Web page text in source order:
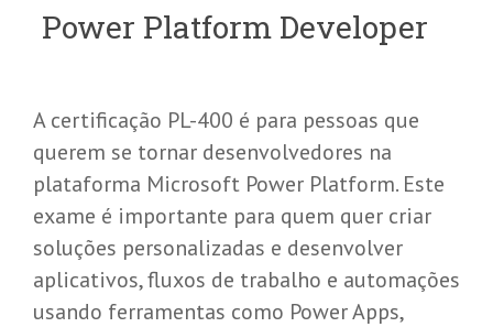
Power Platform Developer
A certificação PL-400 é para pessoas que
querem se tornar desenvolvedores na
plataforma Microsoft Power Platform. Este
exame é importante para quem quer criar
soluções personalizadas e desenvolver
aplicativos, fluxos de trabalho e automações
usando ferramentas como Power Apps,